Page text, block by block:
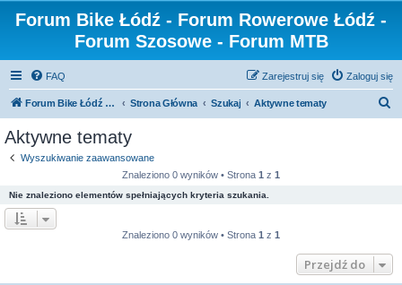
Forum Bike Łódź - Forum Rowerowe Łódź -
Forum Szosowe - Forum MTB
FAQ Zaloguj się
Zarejestruj się
Forum Bike Łódź - Forum Rowerowe Łódź - Forum Szosowe - Forum MTB Strona Główna Szukaj Aktywne tematy
Aktywne tematy
Wyszukiwanie zaawansowane
Znaleziono 0 wyników • Strona 1 z 1
Nie znaleziono elementów spełniających kryteria szukania.
Znaleziono 0 wyników • Strona 1 z 1
Przejdź do